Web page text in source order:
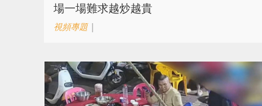
場一場難求越炒越貴
視頻專題|